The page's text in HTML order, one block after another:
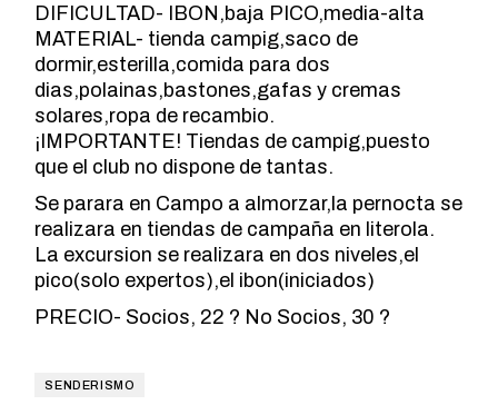
DIFICULTAD- IBON,baja PICO,media-alta
MATERIAL- tienda campig,saco de
dormir,esterilla,comida para dos
dias,polainas,bastones,gafas y cremas
solares,ropa de recambio.
¡IMPORTANTE! Tiendas de campig,puesto
que el club no dispone de tantas.
Se parara en Campo a almorzar,la pernocta se
realizara en tiendas de campaña en literola.
La excursion se realizara en dos niveles,el
pico(solo expertos),el ibon(iniciados)
PRECIO- Socios, 22 ? No Socios, 30 ?
SENDERISMO